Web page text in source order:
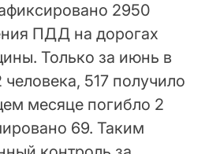
2950
ПДД на дорогах
Только за июнь в
517 получило
месяце погибло 2
69. Таким